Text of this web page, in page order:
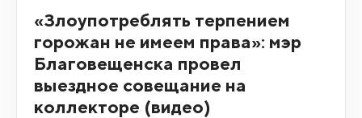
«Злоупотреблять терпением
горожан не имеем права»: мэр
Благовещенска провел
выездное совещание на
коллекторе (видео)